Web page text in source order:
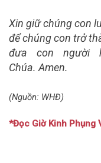
Xin giữ chúng con
để chúng con trở
đưa con người
Chúa. Amen.
(Nguồn: WHĐ)
*Đọc Giờ Kinh Phụng